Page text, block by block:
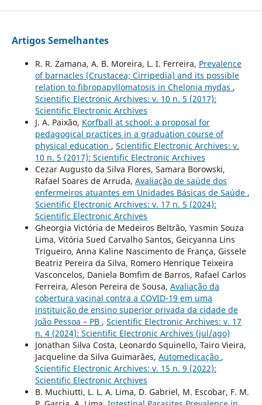
Artigos Semelhantes
R. R. Zamana, A. B. Moreira, L. I. Ferreira, Prevalence
of barnacles (Crustacea; Cirripedia) and its possible
relation to fibropapyllomatosis in Chelonia mydas ,
Scientific Electronic Archives: v. 10 n. 5 (2017):
Scientific Electronic Archives
J. A. Paixão, Korfball at school: a proposal for
pedagogical practices in a graduation course of
physical education , Scientific Electronic Archives: v.
10 n. 5 (2017): Scientific Electronic Archives
Cezar Augusto da Silva Flores, Samara Borowski,
Rafael Soares de Arruda, Avaliação de saúde dos
enfermeiros atuantes em Unidades Básicas de Saúde ,
Scientific Electronic Archives: v. 17 n. 5 (2024):
Scientific Electronic Archives
Gheorgia Victória de Medeiros Beltrão, Yasmin Souza
Lima, Vitória Sued Carvalho Santos, Geicyanna Lins
Trigueiro, Anna Kaline Nascimento de França, Gissele
Beatriz Pereira da Silva, Romero Henrique Teixeira
Vasconcelos, Daniela Bomfim de Barros, Rafael Carlos
Ferreira, Aleson Pereira de Sousa, Avaliação da
cobertura vacinal contra a COVID-19 em uma
instituição de ensino superior privada da cidade de
João Pessoa – PB , Scientific Electronic Archives: v. 17
n. 4 (2024): Scientific Electronic Archives (jul/ago)
Jonathan Silva Costa, Leonardo Squinello, Tairo Vieira,
Jacqueline da Silva Guimarães, Automedicação ,
Scientific Electronic Archives: v. 15 n. 9 (2022):
Scientific Electronic Archives
B. Muchiutti, L. L. A. Lima, D. Gabriel, M. Escobar, F. M.